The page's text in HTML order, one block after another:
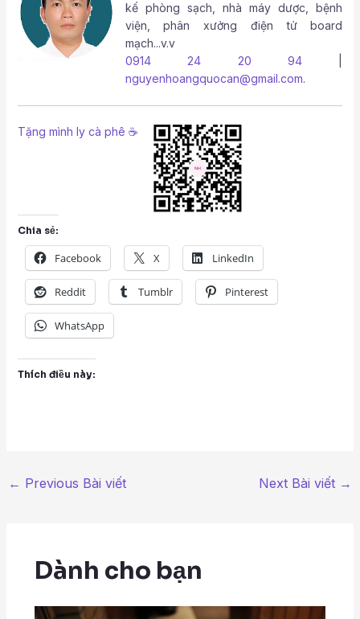
kế phòng sạch, nhà máy dược, bệnh
viện, phân xưởng điện tử board
mạch...v.v
0914 24 20 94|
nguyenhoangquocan@gmail.com.
Tặng mình ly cà phê ☕
Chia sẻ:
Facebook X LinkedIn
Reddit Tumblr Pinterest
WhatsApp
Thích điều này:
← Previous Bài viết Next Bài viết →
Dành cho bạn